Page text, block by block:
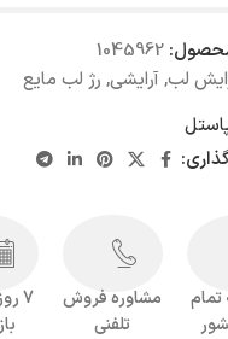
1045962
لب, آرایشی, رژ لب مایع
تمام
مشاوره فروش
تلفنی
7